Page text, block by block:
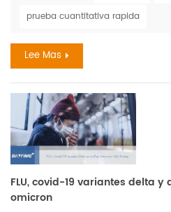
vitamina D en el futuro. los niños
futuro saludable la contaminación
prueba cuantitativa rapida
Lee Mas
FLU, covid-19 variantes delta
omicron